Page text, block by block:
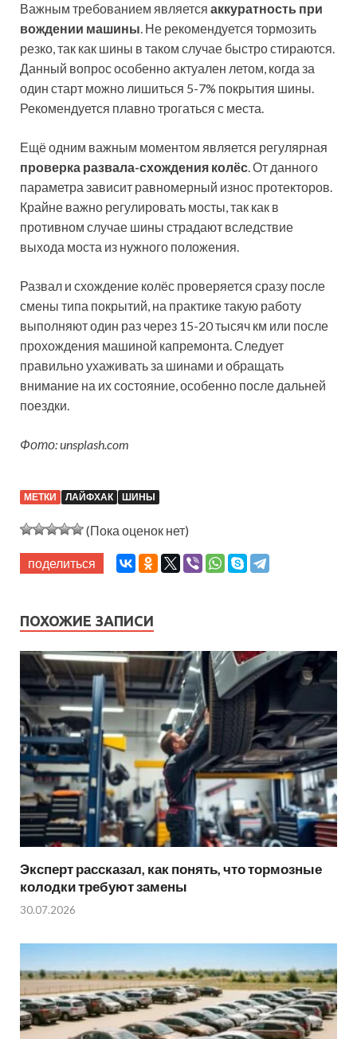
Важным требованием является аккуратность при
вождении машины. Не рекомендуется тормозить
резко, так как шины в таком случае быстро стираются.
Данный вопрос особенно актуален летом, когда за
один старт можно лишиться 5-7% покрытия шины.
Рекомендуется плавно трогаться с места.
Ещё одним важным моментом является регулярная
проверка развала-схождения колёс. От данного
параметра зависит равномерный износ протекторов.
Крайне важно регулировать мосты, так как в
противном случае шины страдают вследствие
выхода моста из нужного положения.
Развал и схождение колёс проверяется сразу после
смены типа покрытий, на практике такую работу
выполняют один раз через 15-20 тысяч км или после
прохождения машиной капремонта. Следует
правильно ухаживать за шинами и обращать
внимание на их состояние, особенно после дальней
поездки.
Фото: unsplash.com
МЕТКИ ЛАЙФХАК ШИНЫ
(Пока оценок нет)
поделиться
ПОХОЖИЕ ЗАПИСИ
Эксперт рассказал, как понять, что тормозные
колодки требуют замены
30.07.2026